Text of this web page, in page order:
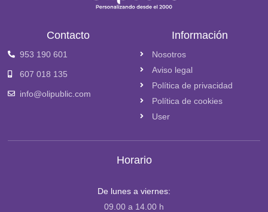
Contacto
953 190 601
607 018 135
info@olipublic.com
Información
Nosotros
Aviso legal
Política de privacidad
Política de cookies
User
Horario
De lunes a viernes:
09.00 a 14.00 h